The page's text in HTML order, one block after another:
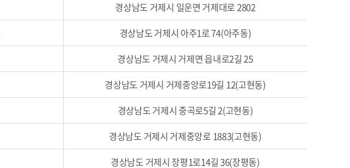
경상남도 거제시 일운면 거제대로 2802
경상남도 거제시 아주1로 74(아주동)
경상남도 거제시 거제면 읍내로2길 25
경상남도 거제시 거제중앙로19길 12(고현동)
경상남도 거제시 중곡로5길 2(고현동)
경상남도 거제시 거제중앙로 1883(고현동)
경상남도 거제시 장평1로14길 36(장평동)